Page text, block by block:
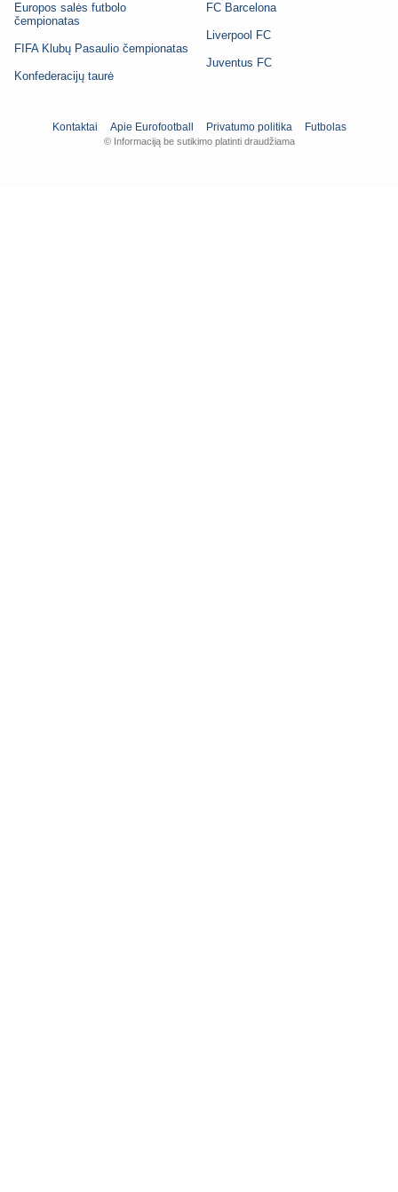
Europos salės futbolo
čempionatas
FIFA Klubų Pasaulio čempionatas
Konfederacijų taurė
FC Barcelona
Liverpool FC
Juventus FC
Kontaktai Apie Eurofootball Privatumo politika Futbolas
© Informaciją be sutikimo platinti draudžiama